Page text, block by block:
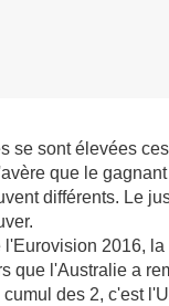
se sont élevées
que le
différents. Le
l'Eurovision 2016,
que l'Australie a
des 2, c'est